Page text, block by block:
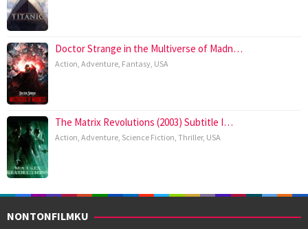
Doctor Strange in the Multiverse of Madn…
Action, Adventure, Fantasy, USA
The Matrix Revolutions (2003) Subtitle I…
Action, Adventure, Science Fiction, Thriller, USA
NONTONFILMKU